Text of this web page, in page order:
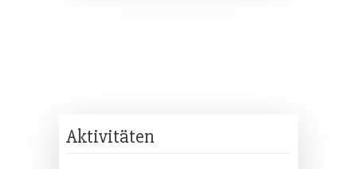
Aktivitäten